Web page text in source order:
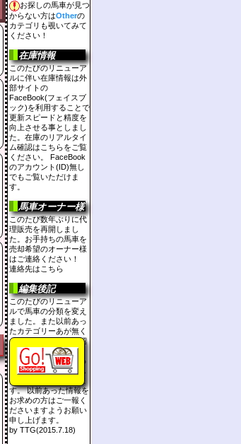
お探しの馬車が見つ
からない方はOtherの
カテゴリも覗いてみて
ください！
在庫情報
このたびのリニューア
ルに伴い在庫情報は外
部サイトの
FaceBook(フェイスブ
ック)を利用することで
更新スピードと精度を
向上させる事としまし
た。在庫のリアルタイ
ム確認はこちらをご覧
ください。 FaceBook
のアカウント(ID)無し
でもご覧いただけま
す。
馬車オーナー様
このたび数年ぶりに代
理販売を再開しまし
た。お手持ちの馬車を
売却希望のオーナー様
はご連絡ください！
連絡先は こちら
編集後記
このたびのリニューア
ルで馬車の分類を変え
ました。また以前あっ
たカテゴリーあが無く
なっている場合や、紹
介掲載を中止したも
の、扱いが小さくなっ
たり詳細情報を削除し
た物など多数ございま
す。 以前あった情報を
お求めの方はご一報く
ださいますようお願い
申し上げます。
by TTG(2015.7.18)